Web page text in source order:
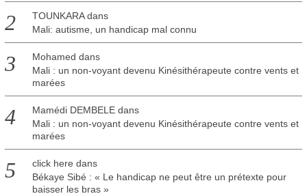
TOUNKARAdans
Mali: autisme, un handicap mal connu
Mohamed dans
Mali : un non-voyant devenu Kinésithérapeute contre vents et
marées
Mamédi DEMBELEdans
Mali : un non-voyant devenu Kinésithérapeute contre vents et
marées
click here dans
Békaye Sibé : « Le handicap ne peut être un prétexte pour
baisser les bras »